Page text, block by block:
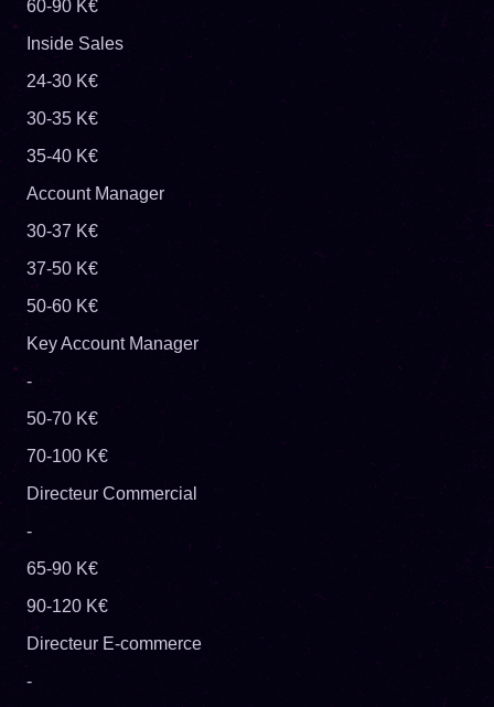
60-90 K€
Inside Sales
24-30 K€
30-35 K€
35-40 K€
Account Manager
30-37 K€
37-50 K€
50-60 K€
Key Account Manager
-
50-70 K€
70-100 K€
Directeur Commercial
-
65-90 K€
90-120 K€
Directeur E-commerce
-